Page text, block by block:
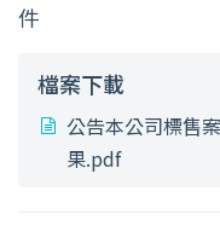
件
檔案下載
公告本公司標售
果.pdf